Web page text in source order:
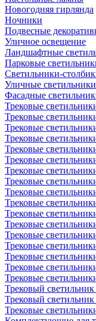
Новогодняя гирлянда
Ночники
Подвесные
Уличное освещение
Ландшафтные
Парковые
Светильники-
Уличные светильники
Фасадные
Трековые
Трековые
Трековые
Трековые
Трековые
Трековые
Трековые
Трековые
Трековые
Трековые
Трековые
Трековые
Трековые
Трековые
Трековые
Трековые
Трековые
Трековый
Трековый
Трековые